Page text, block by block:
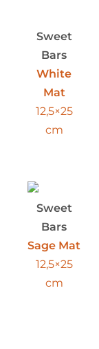
Sweet
Bars
White
Mat
12,5×25
cm
Sweet
Bars
Sage Mat
12,5×25
cm